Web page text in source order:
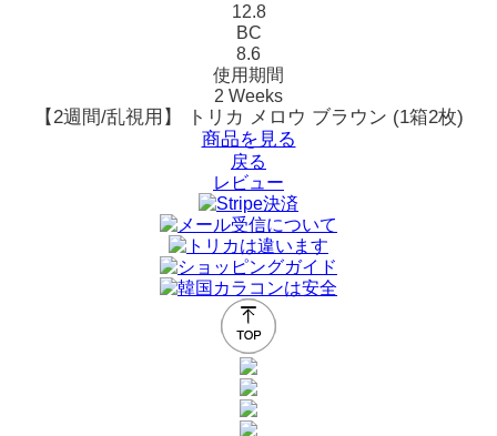
12.8
BC
8.6
使用期間
2 Weeks
【2週間/乱視用】 トリカ メロウ ブラウン (1箱2枚)
商品を見る
戻る
レビュー